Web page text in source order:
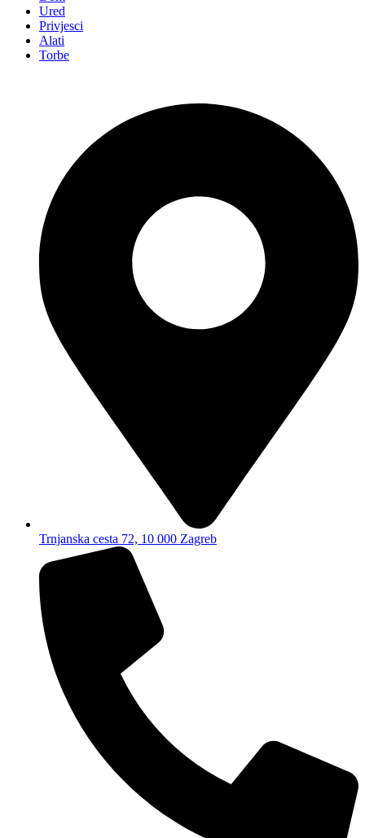
Ured
Privjesci
Alati
Torbe
Trnjanska cesta 72, 10 000 Zagreb